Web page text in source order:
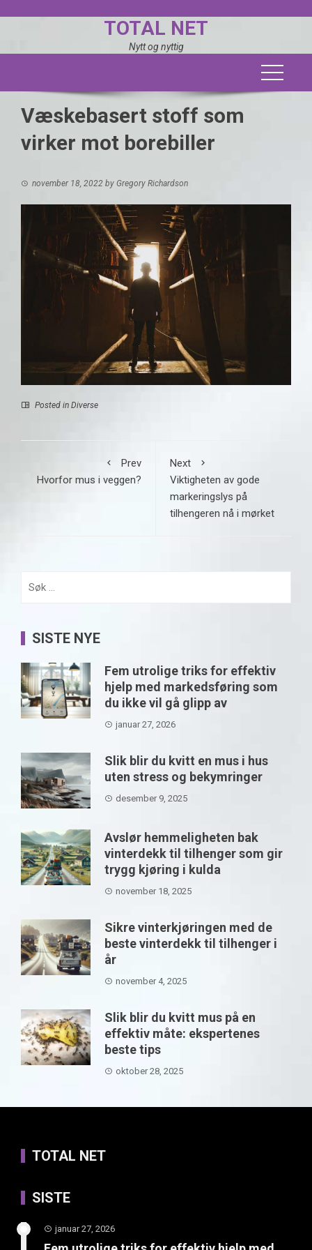
TOTAL NET
Nytt og nyttig
Væskebasert stoff som
virker mot borebiller
november 18, 2022 by Gregory Richardson
Posted in Diverse
Prev
Hvorfor mus i veggen?
Next
Viktigheten av gode
markeringslys på
tilhengeren nå i mørket
etter:
SISTE NYE
Fem utrolige triks for effektiv
hjelp med markedsføring som
du ikke vil gå glipp av
januar 27, 2026
Slik blir du kvitt en mus i hus
uten stress og bekymringer
desember 9, 2025
Avslør hemmeligheten bak
vinterdekk til tilhenger som gir
trygg kjøring i kulda
november 18, 2025
Sikre vinterkjøringen med de
beste vinterdekk til tilhenger i
år
november 4, 2025
Slik blir du kvitt mus på en
effektiv måte: ekspertenes
beste tips
oktober 28, 2025
TOTAL NET
SISTE
januar 27, 2026